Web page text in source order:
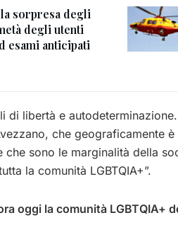
la sorpresa degli
degli utenti
esami anticipati
di libertà e
che geograficamente
che sono le marginalità della
la comunità LGBTQIA+”.
oggi la comunità LGBTQIA+